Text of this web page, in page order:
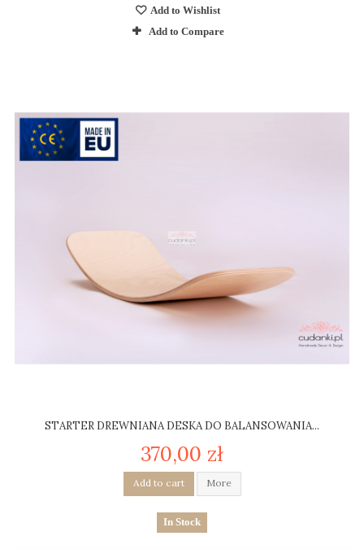
Add to Wishlist
Add to Compare
STARTER DREWNIANA DESKA DO BALANSOWANIA...
370,00 zł
Add to cart More
In Stock